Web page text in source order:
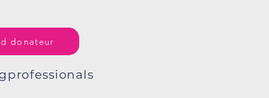
donateur